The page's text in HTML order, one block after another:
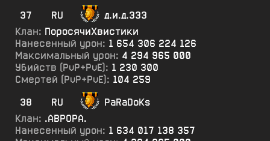
37
RU
д.и.д.333
Клан: ПоросячиХвистики
Нанесенный урон: 1 654 306 224 126
Максимальный урон: 4 294 965 000
Убийств (PvP+PvE): 1 230 300
Смертей (PvP+PvE): 104 259
38
RU
PaRaDoKs
Клан: .АВРОРА.
Нанесенный урон: 1 634 017 138 357